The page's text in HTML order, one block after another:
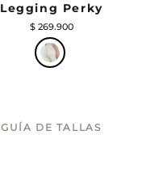
Legging Perky
$ 269.900
GUÍA DE TALLAS